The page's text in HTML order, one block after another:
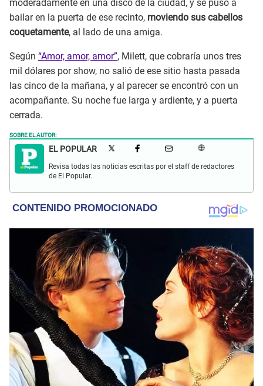
moderadamente en una disco de la ciudad, y se puso a
bailar en la puerta de ese recinto, moviendo sus cabellos
coquetamente, al lado de una amiga.
Según “Amor, amor, amor”, Milett, que cobraría unos tres
mil dólares por show, no salió de ese sitio hasta pasada
las cinco de la mañana, y al parecer se encontró con un
acompañante. Su noche fue larga y ardiente, y a puerta
cerrada.
SOBRE EL AUTOR:
EL POPULAR
Revisa todas las noticias escritas por el staff de redactores
de El Popular.